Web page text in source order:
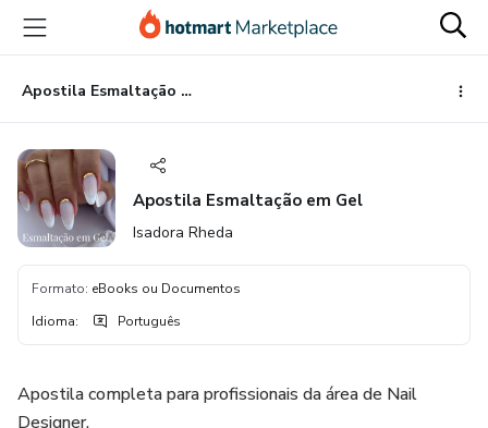
para
conteúdo
principal
para
pagamento
para
rodapé
Apostila Esmaltação em Gel
Apostila Esmaltação em Gel
Isadora Rheda
Formato: eBooks ou Documentos
Idioma: Português
Apostila completa para profissionais da área de Nail
Designer,